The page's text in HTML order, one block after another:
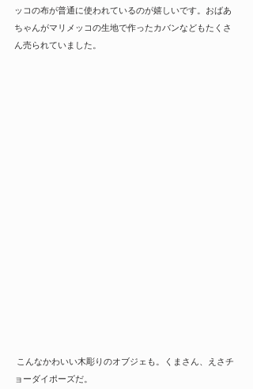
ッコの布が普通に使われているのが嬉しいです。おばあ
ちゃんがマリメッコの生地で作ったカバンなどもたくさ
ん売られていました。
ョーダイポーズだ。